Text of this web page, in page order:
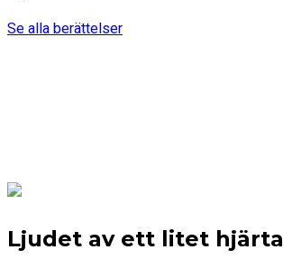
Se alla berättelser
Ljudet av ett litet hjärta